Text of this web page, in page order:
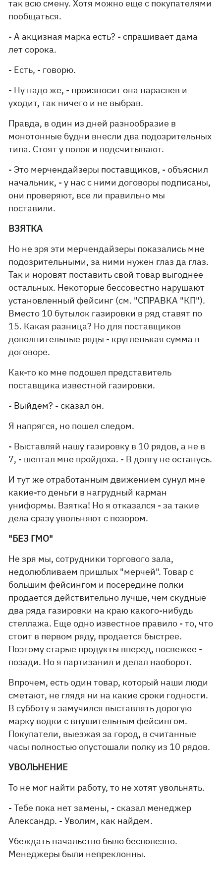
так всю смену. Хотя можно еще с покупателями
пообщаться.
- А акцизная марка есть? - спрашивает дама
лет сорока.
- Есть, - говорю.
- Ну надо же, - произносит она нараспев и
уходит, так ничего и не выбрав.
Правда, в один из дней разнообразие в
монотонные будни внесли два подозрительных
типа. Стоят у полок и подсчитывают.
- Это мерчендайзеры поставщиков, - объяснил
начальник, - у нас с ними договоры подписаны,
они проверяют, все ли правильно мы
поставили.
ВЗЯТКА
Но не зря эти мерчендайзеры показались мне
подозрительными, за ними нужен глаз да глаз.
Так и норовят поставить свой товар выгоднее
остальных. Некоторые бессовестно нарушают
установленный фейсинг (см. "СПРАВКА "КП").
Вместо 10 бутылок газировки в ряд ставят по
15. Какая разница? Но для поставщиков
дополнительные ряды - кругленькая сумма в
договоре.
Как-то ко мне подошел представитель
поставщика известной газировки.
- Выйдем? - сказал он.
Я напрягся, но пошел следом.
- Выставляй нашу газировку в 10 рядов, а не в
7, - шептал мне пройдоха. - В долгу не останусь.
И тут же отработанным движением сунул мне
какие-то деньги в нагрудный карман
униформы. Взятка! Но я отказался - за такие
дела сразу увольняют с позором.
"БЕЗ ГМО"
Не зря мы, сотрудники торгового зала,
недолюбливаем пришлых "мерчей". Товар с
большим фейсингом и посередине полки
продается действительно лучше, чем скудные
два ряда газировки на краю какого-нибудь
стеллажа. Еще одно известное правило - то, что
стоит в первом ряду, продается быстрее.
Поэтому старые продукты вперед, посвежее -
позади. Но я партизанил и делал наоборот.
Впрочем, есть один товар, который наши люди
сметают, не глядя ни на какие сроки годности.
В субботу я замучился выставлять дорогую
марку водки с внушительным фейсингом.
Покупатели, выезжая за город, в считанные
часы полностью опустошали полку из 10 рядов.
УВОЛЬНЕНИЕ
То не мог найти работу, то не хотят увольнять.
- Тебе пока нет замены, - сказал менеджер
Александр. - Уволим, как найдем.
Убеждать начальство было бесполезно.
Менеджеры были непреклонны.